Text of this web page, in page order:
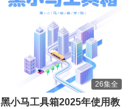
26集全
黑小马工具箱2025年使用教